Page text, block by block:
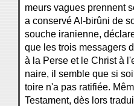
meurs vagues prennent
a conservé Al-birûni de
souche iranienne,
que les trois messagers
à la Perse et le Christ à
naire, il semble que si
toire n'a pas ratifiée.
Testament, dès lors